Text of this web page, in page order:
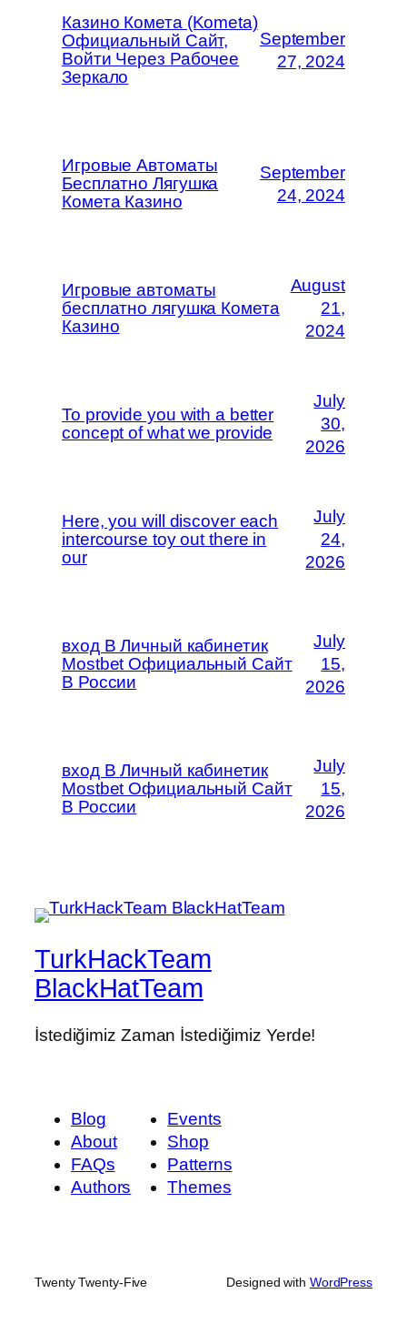
Казино Комета (Kometa)
Официальный Сайт,
Войти Через Рабочее
Зеркало
September
27, 2024
Игровые Автоматы
Бесплатно Лягушка
Комета Казино
September
24, 2024
Игровые автоматы
бесплатно лягушка Комета
Казино
August
21,
2024
To provide you with a better
concept of what we provide
July
30,
2026
Here, you will discover each
intercourse toy out there in
our
July
24,
2026
вход В Личный кабинетик
Mostbet Официальный Сайт
В России
July
15,
2026
вход В Личный кабинетик
Mostbet Официальный Сайт
В России
July
15,
2026
TurkHackTeam
BlackHatTeam
İstediğimiz Zaman İstediğimiz Yerde!
Blog
About
FAQs
Authors
Events
Shop
Patterns
Themes
Twenty Twenty-Five Designed with WordPress